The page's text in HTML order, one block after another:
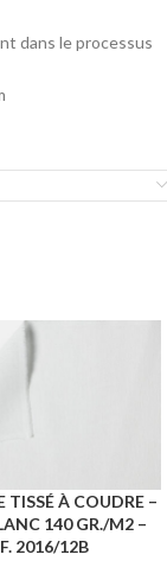
dans le processus
TISSÉ À COUDRE –
140 GR./M2 –
2016/12B